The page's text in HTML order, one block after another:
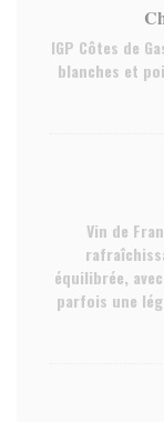
IGP Côtes de
blanches et
Vin de
équilibrée,
parfois une